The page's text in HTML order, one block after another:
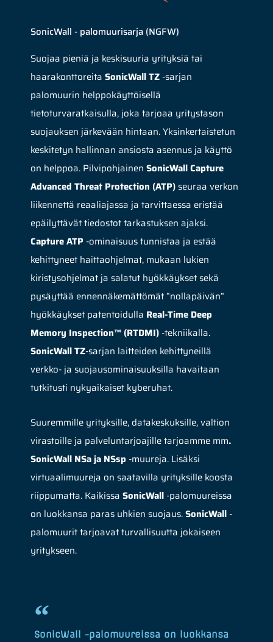
SonicWall - palomuurisarja (NGFW)
Suojaa pieniä ja keskisuuria yrityksiä tai
haarakonttoreita SonicWall TZ -sarjan
palomuurin helppokäyttöisellä
tietoturvaratkaisulla, joka tarjoaa yritystason
suojauksen järkevään hintaan. Yksinkertaistetun
keskitetyn hallinnan ansiosta asennus ja käyttö
on helppoa. Pilvipohjainen SonicWall Capture
Advanced Threat Protection (ATP)seuraa verkon
liikennettä reaaliajassa ja tarvittaessa eristää
epäilyttävät tiedostot tarkastuksen ajaksi.
Capture ATP -ominaisuus tunnistaa ja estää
kehittyneet haittaohjelmat, mukaan lukien
kiristysohjelmat ja salatut hyökkäykset sekä
pysäyttää ennennäkemättömät ”nollapäivän”
hyökkäykset patentoidulla Real-Time Deep
Memory Inspection™ (RTDMI) -tekniikalla.
SonicWallTZ-sarjan laitteiden kehittyneillä
verkko- ja suojausominaisuuksilla havaitaan
tutkitusti nykyaikaiset kyberuhat.
Suuremmille yrityksille, datakeskuksille, valtion
virastoille ja palveluntarjoajille tarjoamme mm.
SonicWall NSa ja NSsp -muureja. Lisäksi
virtuaalimuureja on saatavilla yrityksille koosta
riippumatta. Kaikissa SonicWall -palomuureissa
on luokkansa paras uhkien suojaus.SonicWall -
palomuurit tarjoavat turvallisuutta jokaiseen
yritykseen.
SonicWall -palomuureissa on luokkansa